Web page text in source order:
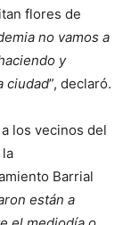
flores de
no vamos a
y
ciudad”, declaró.
los vecinos del
Barrial
están a